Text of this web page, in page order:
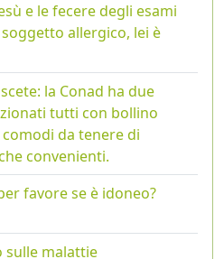
e le fecere degli esami
allergico, lei è
la Conad ha due
tutti con bollino
da tenere di
convenienti.
favore se è idoneo?
sulle malattie